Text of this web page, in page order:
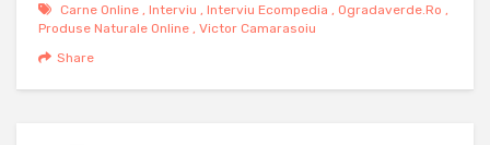
Carne Online , Interviu , Interviu Ecompedia , Ogradaverde.ro ,
Produse Naturale Online , Victor Camarasoiu
Share